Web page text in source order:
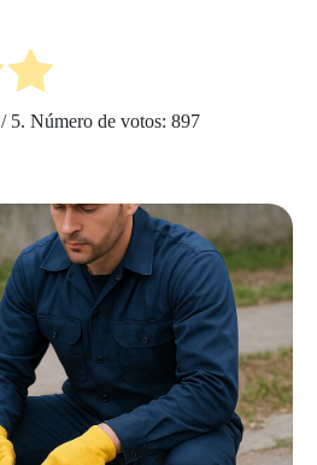
/ 5. Número de votos: 897